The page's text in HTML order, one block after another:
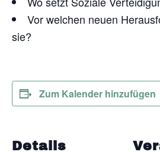
Vor welchen neuen
sie?
Zum Kalender hinzufügen
Details